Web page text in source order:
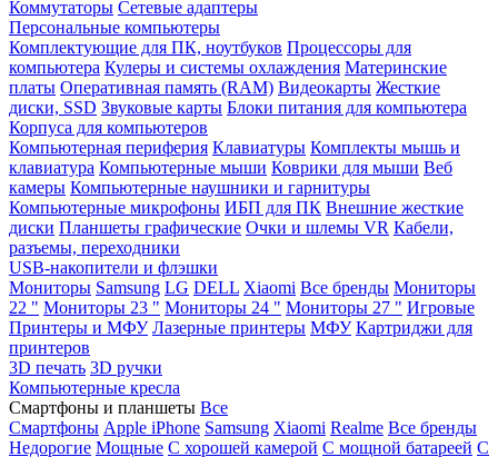
Коммутаторы Сетевые адаптеры
Персональные компьютеры
Комплектующие для ПК, ноутбуков Процессоры для
компьютера Кулеры и системы охлаждения Материнские
платы Оперативная память (RAM) Видеокарты Жесткие
диски, SSD Звуковые карты Блоки питания для компьютера
Корпуса для компьютеров
Компьютерная периферия Клавиатуры Комплекты мышь и
клавиатура Компьютерные мыши Коврики для мыши Веб
камеры Компьютерные наушники и гарнитуры
Компьютерные микрофоны ИБП для ПК Внешние жесткие
диски Планшеты графические Очки и шлемы VR Кабели,
разъемы, переходники
USB-накопители и флэшки
Мониторы Samsung LG DELL Xiaomi Все бренды Мониторы
22 " Мониторы 23 " Мониторы 24 " Мониторы 27 " Игровые
Принтеры и МФУ Лазерные принтеры МФУ Картриджи для
принтеров
3D печать 3D ручки
Компьютерные кресла
Смартфоны и планшеты Все
Смартфоны Apple iPhone Samsung Xiaomi Realme Все бренды
Недорогие Мощные С хорошей камерой С мощной батареей С